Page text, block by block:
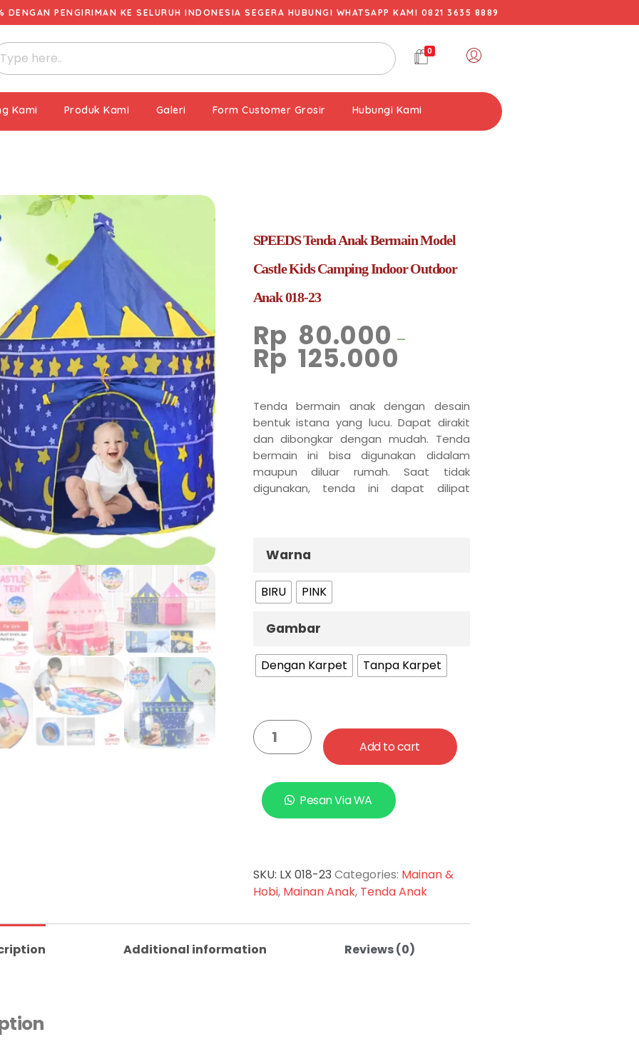
DENGAN PENGIRIMAN KE SELURUH INDONESIA SEGERA HUBUNGI WHATSAPP KAMI 0821 3635 8889
0
Kami Produk Kami Galeri Form Customer Grosir Hubungi Kami
SPEEDS Tenda Anak Bermain Model
Castle Kids Camping Indoor Outdoor
Anak 018-23
Rp 80.000 –
Rp 125.000
Tenda bermain anak dengan desain
bentuk istana yang lucu. Dapat dirakit
dan dibongkar dengan mudah. Tenda
bermain ini bisa digunakan didalam
maupun diluar rumah. Saat tidak
digunakan, tenda ini dapat dilipat
Warna
BIRU PINK
Gambar
Dengan Karpet Tanpa Karpet
Add to cart
Pesan Via WA
SKU: LX 018-23 Categories: Mainan &
Hobi, Mainan Anak, Tenda Anak
Additional information Reviews (0)